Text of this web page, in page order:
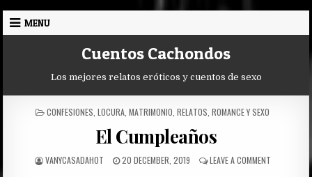
Skip
MENU
Cuentos Cachondos
Los mejores relatos eróticos y cuentos de sexo
POSTED
CONFESIONES LOCURA MATRIMONIO RELATOS ROMANCE Y SEXO
El Cumpleaños
AUTHOR:
VANYCASADAHOT
PUBLISHED
20 DECEMBER, 2019 LEAVE A COMMENTON